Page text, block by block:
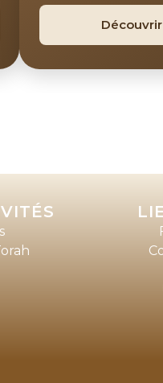
Découvrir